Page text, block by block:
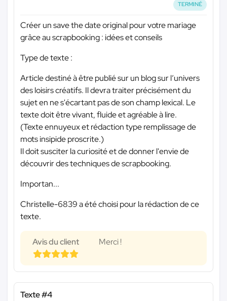
TERMINÉ
Créer un save the date original pour votre mariage
grâce au scrapbooking : idées et conseils
Type de texte :
Article destiné à être publié sur un blog sur l’univers
des loisirs créatifs. Il devra traiter précisément du
sujet en ne s'écartant pas de son champ lexical. Le
texte doit être vivant, fluide et agréable à lire.
(Texte ennuyeux et rédaction type remplissage de
mots insipide proscrite.)
Il doit susciter la curiosité et de donner l'envie de
découvrir des techniques de scrapbooking.
Importan...
Christelle-6839 a été choisi pour la rédaction de ce
texte.
Avis du client Merci !
Texte #4